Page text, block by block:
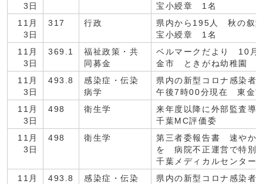
3日
宝小綬章 1名
11月
3日
317 行政
県内から195人 秋の叙
宝小綬章 1名
11月
3日
369.1
福祉政策・共
同募金
ベルマークだより 10
金市 ときがね幼稚園
11月
3日
493.8
感染症・伝染
病学
県内の新型コロナ感染
午後7時00分現在 東金
11月
3日
498 衛生学
来年度以降に外部監査
千葉MC評価委
11月
3日
498 衛生学
第三者委報告書 速やか
を 病院不正運営で特別
千葉メディカルセンター
11月
493.8
感染症・伝染
県内の新型コロナ感染